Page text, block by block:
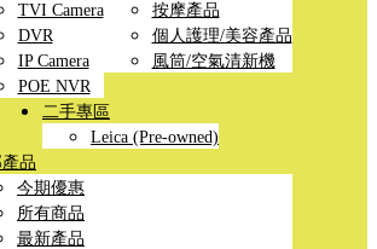
TVI Camera
DVR
IP Camera
POE NVR
按摩產品
個人護理/美容產品
風筒/空氣清新機
二手專區
Leica (Pre-owned)
品
今期優惠
所有商品
最新產品